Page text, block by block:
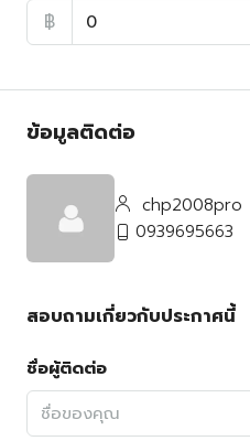
฿
ข้อมูลติดต่อ
chp2008pro
0939695663
สอบถามเกี่ยวกับประกาศนี้
ชื่อผู้ติดต่อ